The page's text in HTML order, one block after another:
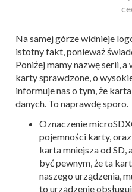
Na samej górze widnieje
istotny fakt, ponieważ
Poniżej mamy nazwę serii, a
karty sprawdzone, o
informuje nas o tym, że
danych. To naprawdę sporo.
Oznaczenie
pojemności karty,
karta mniejsza od SD,
być pewnym, że ta
naszego urządzenia,
to urządzenie